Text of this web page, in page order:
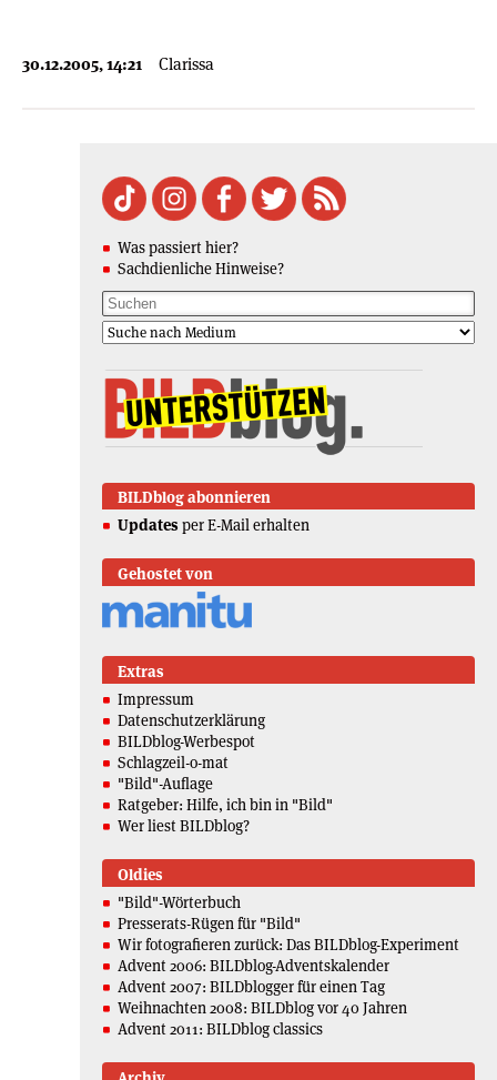
30.12.2005, 14:21 Clarissa
Was passiert hier?
Sachdienliche Hinweise?
BILDblog abonnieren
Updates per E-Mail erhalten
Gehostet von
Extras
Impressum
Datenschutzerklärung
BILDblog-Werbespot
Schlagzeil-o-mat
"Bild"-Auflage
Ratgeber: Hilfe, ich bin in "Bild"
Wer liest BILDblog?
Oldies
"Bild"-Wörterbuch
Presserats-Rügen für "Bild"
Wir fotografieren zurück: Das BILDblog-Experiment
Advent 2006: BILDblog-Adventskalender
Advent 2007: BILDblogger für einen Tag
Weihnachten 2008: BILDblog vor 40 Jahren
Advent 2011: BILDblog classics